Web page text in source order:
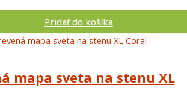
Pridať do košíka
mapa sveta na stenu XL